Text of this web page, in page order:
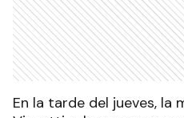
En la tarde del jueves, la